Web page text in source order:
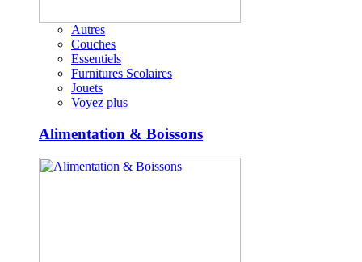
Autres
Couches
Essentiels
Furnitures Scolaires
Jouets
Voyez plus
Alimentation & Boissons